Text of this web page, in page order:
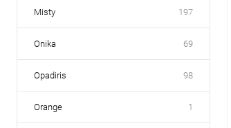
Misty 197
Onika 69
Opadiris 98
Orange 1